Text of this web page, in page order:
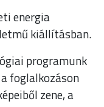
energia
kiállításban.
programunk
foglalkozáson
zene, a